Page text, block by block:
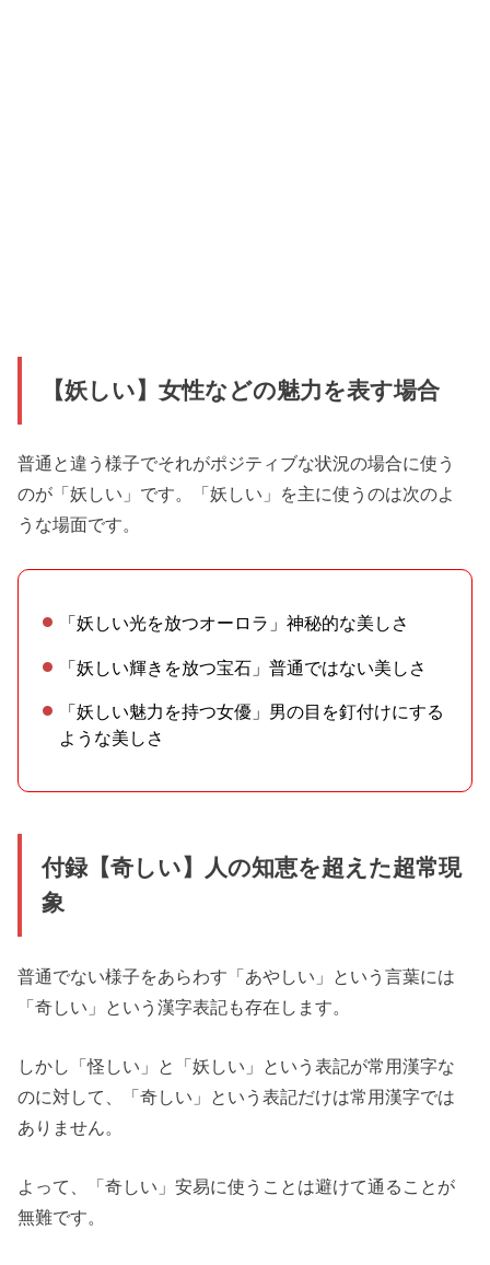
【妖しい】女性などの魅力を表す場合
普通と違う様子でそれがポジティブな状況の場合に使う
のが「妖しい」です。「妖しい」を主に使うのは次のよ
うな場面です。
「妖しい光を放つオーロラ」神秘的な美しさ
「妖しい輝きを放つ宝石」普通ではない美しさ
「妖しい魅力を持つ女優」男の目を釘付けにする
ような美しさ
付録【奇しい】人の知恵を超えた超常現
象
普通でない様子をあらわす「あやしい」という言葉には
「奇しい」という漢字表記も存在します。
しかし「怪しい」と「妖しい」という表記が常用漢字な
のに対して、「奇しい」という表記だけは常用漢字では
ありません。
よって、「奇しい」安易に使うことは避けて通ることが
無難です。